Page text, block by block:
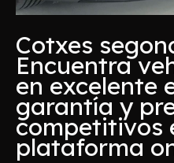
Cotxes
Encuentra
en excelente
garantía y
competitivos
plataforma